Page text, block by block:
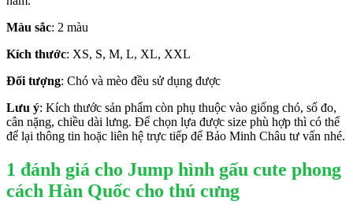
Màu sắc: 2 màu
Kích thước: XS, S, M, L, XL, XXL
Đối tượng: Chó và mèo đều sử dụng được
Lưu ý: Kích thước sản phẩm còn phụ thuộc vào giống chó, số đo,
cân nặng, chiều dài lưng. Để chọn lựa được size phù hợp thì có thể
để lại thông tin hoặc liên hệ trực tiếp để Bảo Minh Châu tư vấn nhé.
1 đánh giá cho Jump hình gấu cute phong
cách Hàn Quốc cho thú cưng